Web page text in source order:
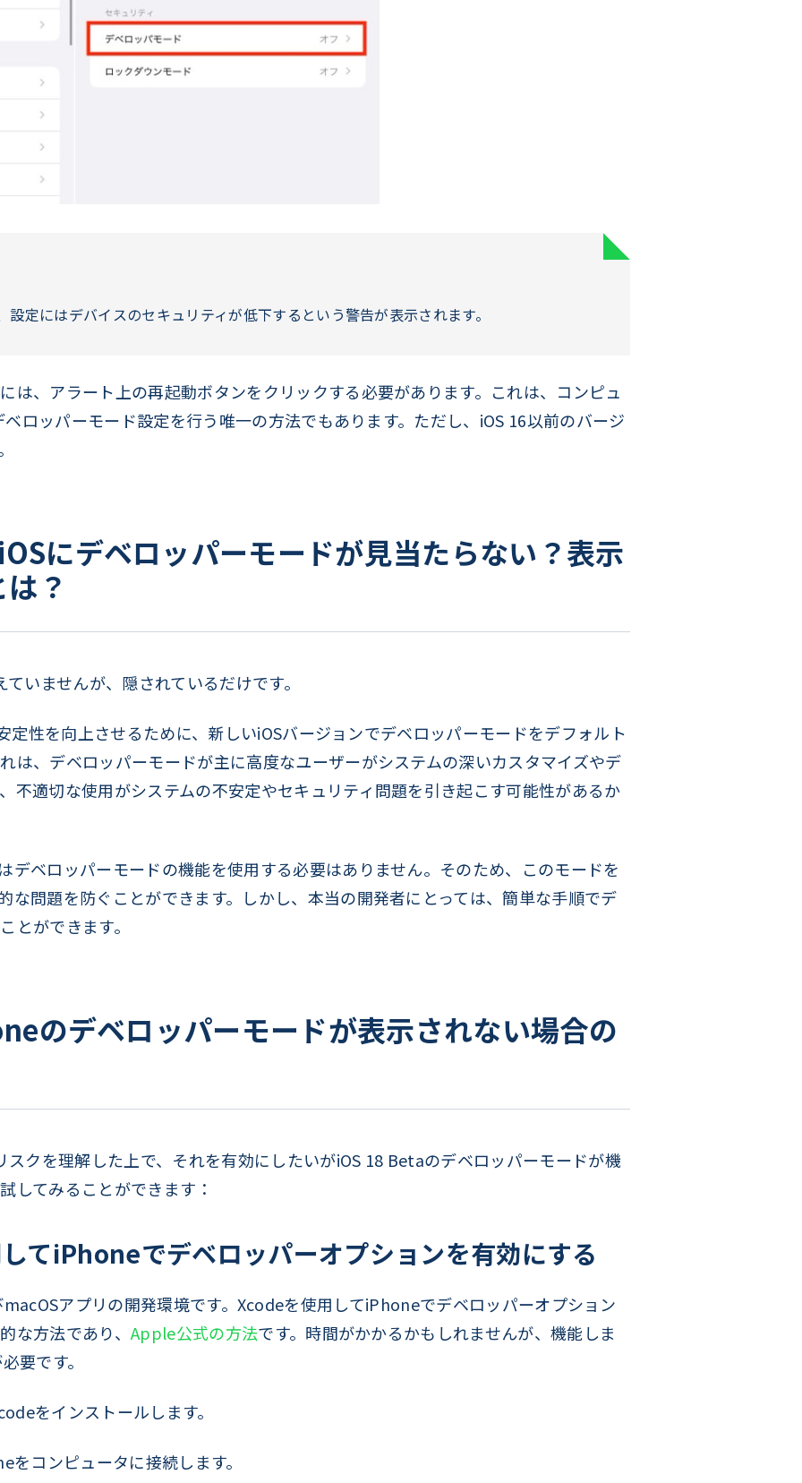
定にはデバイスのセキュリティが低下するという警告が表示されます。
は、アラート上の再起動ボタンをクリックする必要があります。これは、コンピュ
ロッパーモード設定を行う唯一の方法でもあります。ただし、iOS 16以前のバージ
にデベロッパーモードが見当たらない？表示
？
いませんが、隠されているだけです。
性を向上させるために、新しいiOSバージョンでデベロッパーモードをデフォルト
は、デベロッパーモードが主に高度なユーザーがシステムの深いカスタマイズやデ
不適切な使用がシステムの不安定やセキュリティ問題を引き起こす可能性があるか
デベロッパーモードの機能を使用する必要はありません。そのため、このモードを
な問題を防ぐことができます。しかし、本当の開発者にとっては、簡単な手順でデ
とができます。
のデベロッパーモードが表示されない場合の
スクを理解した上で、それを有効にしたいがiOS 18 Betaのデベロッパーモードが機
してみることができます：
てiPhoneでデベロッパーオプションを有効にする
アプリの開発環境です。Xcodeを使用してiPhoneでデベロッパーオプション
な方法であり、Apple公式の方法です。時間がかかるかもしれませんが、機能しま
要です。
をインストールします。
コンピュータに接続します。